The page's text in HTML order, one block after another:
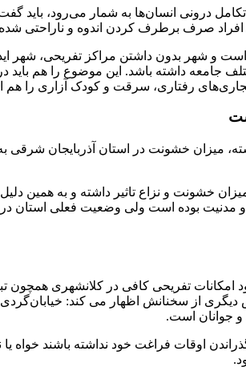
درونی انسان‌ها به شمار می‌رود، باید
صرف برطرف کردن اندوه و ناراحتی شده
و شهر بدون داشتن مراکز تفریحی، شهر
داشته باشد. این موضوع را هم باید
رفتاری، سرقت و کودک آزاری را
میزان خشونت در استان آذربایجان شرقی
خشونت و نزاع تاثیر داشته و به همین
بوده است ولی وضعیت فعلی استان در
تفریحی کافی در کلانشهری همچون
دیگری از سخنانش اظهار می کند:
و جوانان است.
اوقات فراغت خود نداشته باشند خواه یا